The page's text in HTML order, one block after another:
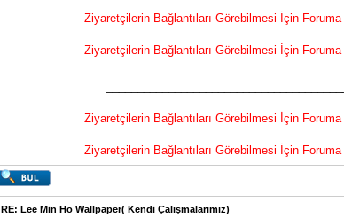
Ziyaretçilerin Bağlantıları Görebilmesi İçin Foruma
Ziyaretçilerin Bağlantıları Görebilmesi İçin Foruma
Ziyaretçilerin Bağlantıları Görebilmesi İçin Foruma
Ziyaretçilerin Bağlantıları Görebilmesi İçin Foruma
RE: Lee Min Ho Wallpaper( Kendi Çalışmalarımız)